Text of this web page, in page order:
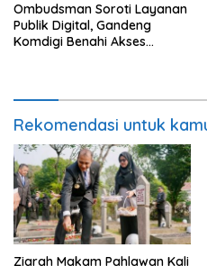
Ombudsman Soroti Layanan
Publik Digital, Gandeng
Komdigi Benahi Akses
Rekomendasi untuk
Ziarah Makam Pahlawan Kali